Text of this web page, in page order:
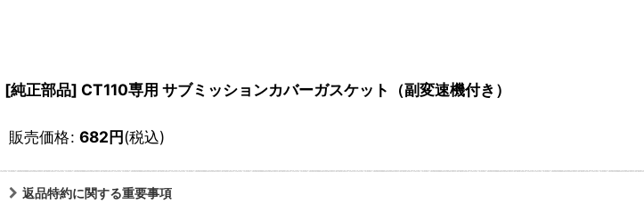
[純正部品] CT110専用 サブミッションカバーガスケット（副変速機付き）
販売価格: 682円(税込)
返品特約に関する重要事項